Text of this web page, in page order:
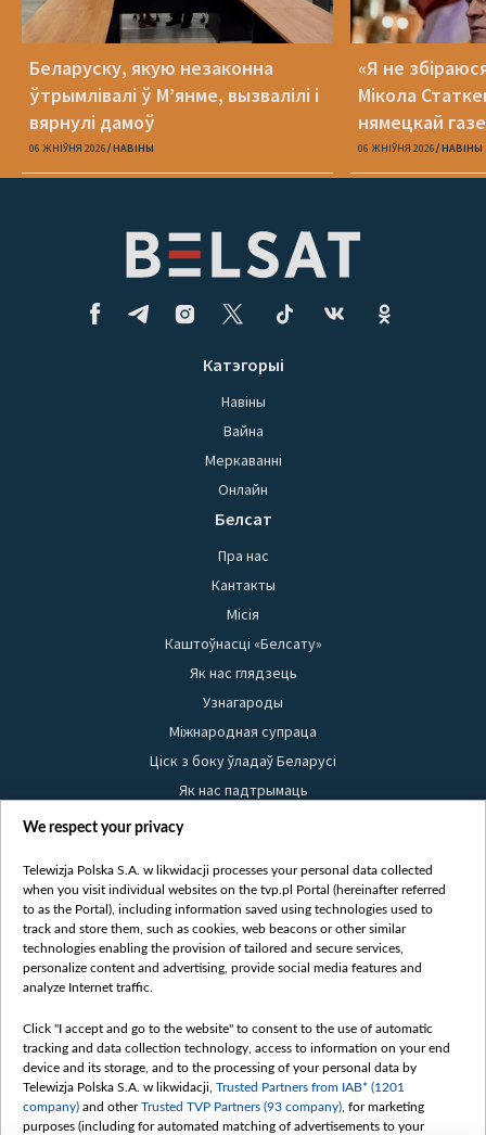
Беларуску, якую незаконна
ўтрымлівалі ў М’янме, вызвалілі і
вярнулі дамоў
06 ЖНІЎНЯ 2026 НАВІНЫ
«Я не
Мікола
нямецкай
06 ЖНІЎНЯ 2026 НАВІНЫ
Катэгорыі
Навіны
Вайна
Меркаванні
Онлайн
Белсат
Пра нас
Кантакты
Місія
Каштоўнасці «Белсату»
Як нас глядзець
Узнагароды
Міжнародная супраца
Ціск з боку ўладаў Беларусі
Як нас падтрымаць
Правілы выкарыстання матэрыялаў
Бяспека
Youtube
Белсат news
Белсат Shorts
Жэстачайшы мульт
Belsat English
Biełsat PL
Белсат Now
We respect your privacy
Telewizja Polska S.A. w likwidacji processes your personal data collected
when you visit individual websites on the tvp.pl Portal (hereinafter referred
to as the Portal), including information saved using technologies used to
track and store them, such as cookies, web beacons or other similar
technologies enabling the provision of tailored and secure services,
personalize content and advertising, provide social media features and
analyze Internet traffic.
Click "I accept and go to the website" to consent to the use of automatic
tracking and data collection technology, access to information on your end
device and its storage, and to the processing of your personal data by
Telewizja Polska S.A. w likwidacji, Trusted Partners from IAB* (1201
company) and otherTrusted TVP Partners (93 company) , for marketing
purposes (including for automated matching of advertisements to your